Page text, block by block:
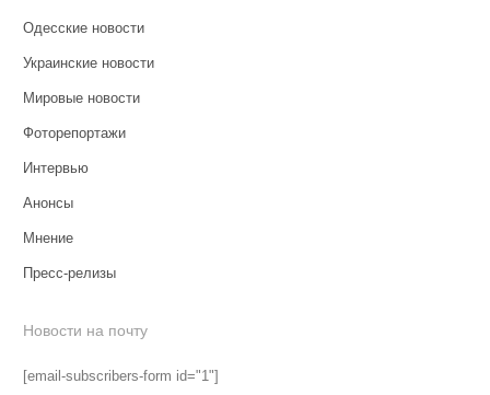
Одесские новости
Украинские новости
Мировые новости
Фоторепортажи
Интервью
Анонсы
Мнение
Пресс-релизы
Новости на почту
[email-subscribers-form id="1"]